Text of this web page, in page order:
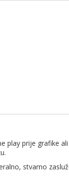
prije grafike
stvarno